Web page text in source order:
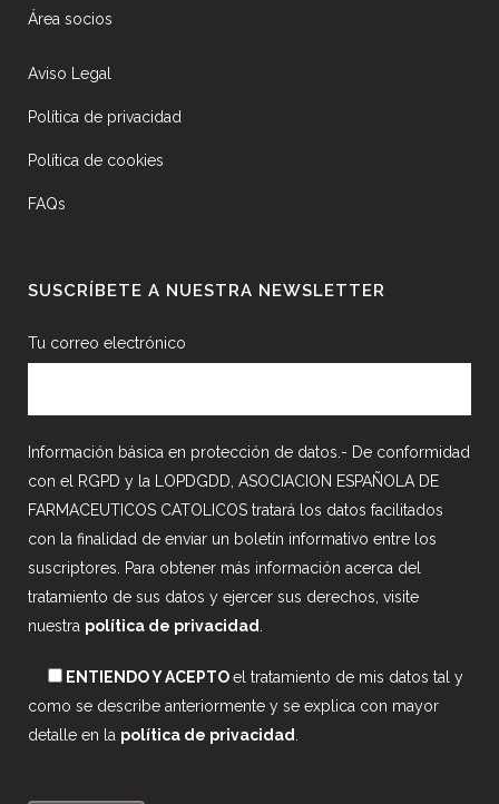
Área socios
Aviso Legal
Política de privacidad
Política de cookies
FAQs
SUSCRÍBETE A NUESTRA NEWSLETTER
Tu correo electrónico
Información básica en protección de datos.- De conformidad
con el RGPD y la LOPDGDD, ASOCIACION ESPAÑOLA DE
FARMACEUTICOS CATOLICOS tratará los datos facilitados
con la finalidad de enviar un boletín informativo entre los
suscriptores. Para obtener más información acerca del
tratamiento de sus datos y ejercer sus derechos, visite
nuestra política de privacidad
ENTIENDO Y ACEPTOel tratamiento de mis datos tal y
como se describe anteriormente y se explica con mayor
detalle en la política de privacidad